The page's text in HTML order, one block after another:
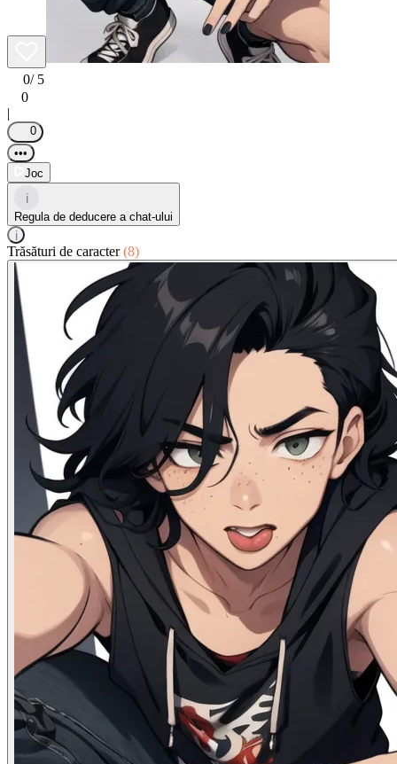
0/ 5
0
|
0
•••
Joc
i
Regula de deducere a chat-ului
i
Trăsături de caracter(8)